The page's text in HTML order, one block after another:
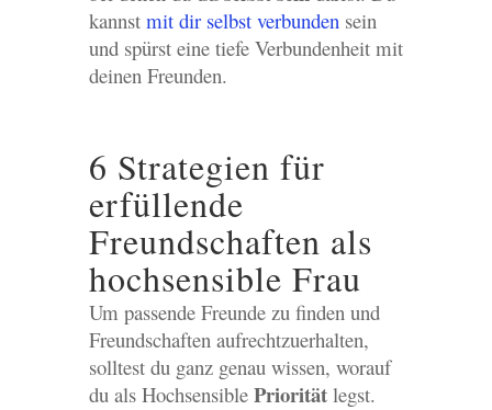
kannst mit dir selbst verbundensein
und spürst eine tiefe Verbundenheit mit
deinen Freunden.
6 Strategien für
erfüllende
Freundschaften als
hochsensible Frau
Um passende Freunde zu finden und
Freundschaften aufrechtzuerhalten,
solltest du ganz genau wissen, worauf
du als Hochsensible Prioritätlegst.